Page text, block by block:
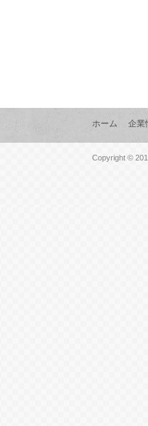
ホーム 企業
Copyright ©